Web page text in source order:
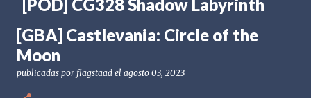
[POD] CG328 Shadow Labyrinth
[PS5] PLAYSTATION 5
SHADOW LABYRINTH
[GBA] Castlevania: Circle of the
Moon
publicadas por flagstaad el agosto 03, 2023